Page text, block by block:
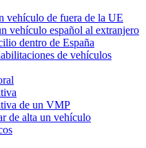
vehículo de fuera de la UE
vehículo español al extranjero
dentro de España
de vehículos
de un VMP
de alta un vehículo